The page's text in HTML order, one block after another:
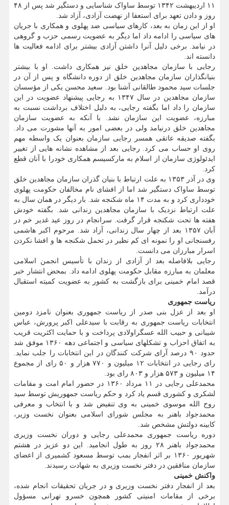
۱۱ اردیبهشت ۱۳۴۲ توسط ساواک شناسایی و دستگیر شد پس از ۴۸
روز و دادن تعهد برای استعفا از نهضت آزادی، آزاد شد.
او از این زمان به بعد، کارهای سیاسی ضد پهلوی و همکاری با جریان
های سیاسی را ادامه داد اما دیگر به عضویت رسمی حزب و گروهی
در نیامد. برخی دلیل آنرا داشتن آزادی بیشتر برای ادامه فعالیت ها
دانسته اند.
رجایی با سازمان مجاهدین خلق نیز همکاری داشت. او با بیشتر
بنیانگذاران سازمان مجاهدین خلق از دوره دانشگاه و پس از آن در
جلسات سید محمود طالقانی آشنا بود. سعید محسن یکی از مؤسسان
سازمان مجاهدین در سال ۱۳۴۷ به رجایی پیشنهاد عضویت در این
سازمان را داد اما بگفته رجایی، به دلیل اختلاف برداشت نسبت به
مبارزه، عضویت این سازمان نشد. با آنکه به عضویت سازمان
مجاهدین خلق درنیامد ولی در بعضی امور به آنها مشورت می داد.
بگفته صدیقه عاتقی همسر رجایی سازمان بعنوان یک واسطه مهم
روی او حساب می کرد. رجایی بعد از مشاهده نشانه هایی از تغییر
ایدئولوژی سازمان از اسلام به مارکسیسم همکاری خودرا با آنان قطع
کرد.
وی در آذر ۱۳۵۳ به علت ارتباط با بنیان گذران سازمان مجاهدین خلق
توسط ساواک دستگیر شد اما از افشای نام مخالفان حکومت پهلوی
خودداری کرد و به مدت ۱۴ ماه شکنجه شد. بار دیگر در همان سال به
علت ارتباط نزدیک با سازمان مجاهدین زندانی شد. بگفته خودش
هفته ها تحت شکنجه قرار گرفت. سرانجام در روز عید غدیر خم در
آبان ۱۳۵۷ بعد از چهار سال زندانی، آزاد شد. مرحوم اکبر هاشمی
رفسنجانی او را نمونه ای کم نظیر در تحمل شکنجه ها و افشا نکردن
اسرار مبارزان می دانست.
رجایی بلافاصله بعد از آزادی از زندان با تأسیس انجمن اسلامی
معلمان به مبارزه مقابل حکومت پهلوی ادامه داد. بمحض انتشار خبر
قصد امام خمینی برای بازگشت به کشور به عضویت کمیته استقبال
درآمد.
ریاست جمهوری
او بعد از عزل بنی صدر از ریاست جمهوری بعنوان نامزد دومین
انتخابات ریاست جمهوری به رقابت با سیدعلی اکبر پرورش، عباس
شیبانی و حبیب الله عسگراولادی پرداخت و با حمایت اکثریت قریب
به اتفاق احزاب و تشکلهای سیاسی و اجتماعی دهه ۱۳۶۰ موفق شد
حدود ۹۰ درصد آرای شرکت کنندگان در این انتخابات را جلب نماید.
رای رجایی در انتخابات ۱۲ میلیون و ۷۷۰ هزار و ۵۰ رای از مجموع
۱۴ میلیون و ۵۷۳ هزار و ۸۰۳ رای بود.
محمدعلی رجایی در ۱۱ مرداد ۱۳۶۰ در حضور امام امت و مقامات
لشکری و کشوری قسم یاد کرد و حکم ریاست جمهوریش توسط سید
روح الله موسوی خمینی به وی تنفیض شد و با انتخاب و معرفی
محمدجواد باهنر به مجلس شورای اسلامی بعنوان نخست وزیر،
کابینه دولتش مشخص شد.
دوره ریاست جمهوری محمدعلی رجایی و دوران نخست وزیری
محمدجواد باهنر ۲۸ روز به طول انجامید. این دو عزیز در هشتم
شهریور ۱۳۶۰ بر اثر انفجار بمب توسط مسعود کشمیری از اعضای
سازمان منافقین در دفتر نخست وزیری به شهادت رسیدند.
واکنش خمینی
بعد از انفجار دفتر نخست وزیری و در جریان تحقیقات انجام شده،
برخی از مقامات امنیتی کشور همچون خسرو تهرانی مسؤول